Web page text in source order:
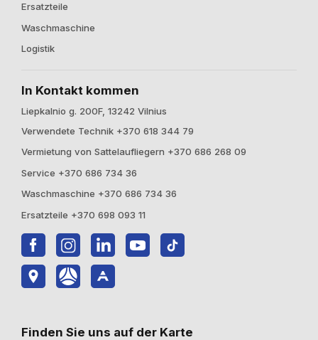
Ersatzteile
Waschmaschine
Logistik
In Kontakt kommen
Liepkalnio g. 200F, 13242 Vilnius
Verwendete Technik +370 618 344 79
Vermietung von Sattelaufliegern +370 686 268 09
Service +370 686 734 36
Waschmaschine +370 686 734 36
Ersatzteile +370 698 093 11
Finden Sie uns auf der Karte